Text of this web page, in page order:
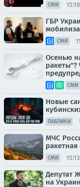
СМИ 15:18
ГБР
СМИ
Осенью
ракеты"?
СМИ
Новые
ПАБЛИКИ
МЧС
ракетная
СМИ 15:13
Депутат
на